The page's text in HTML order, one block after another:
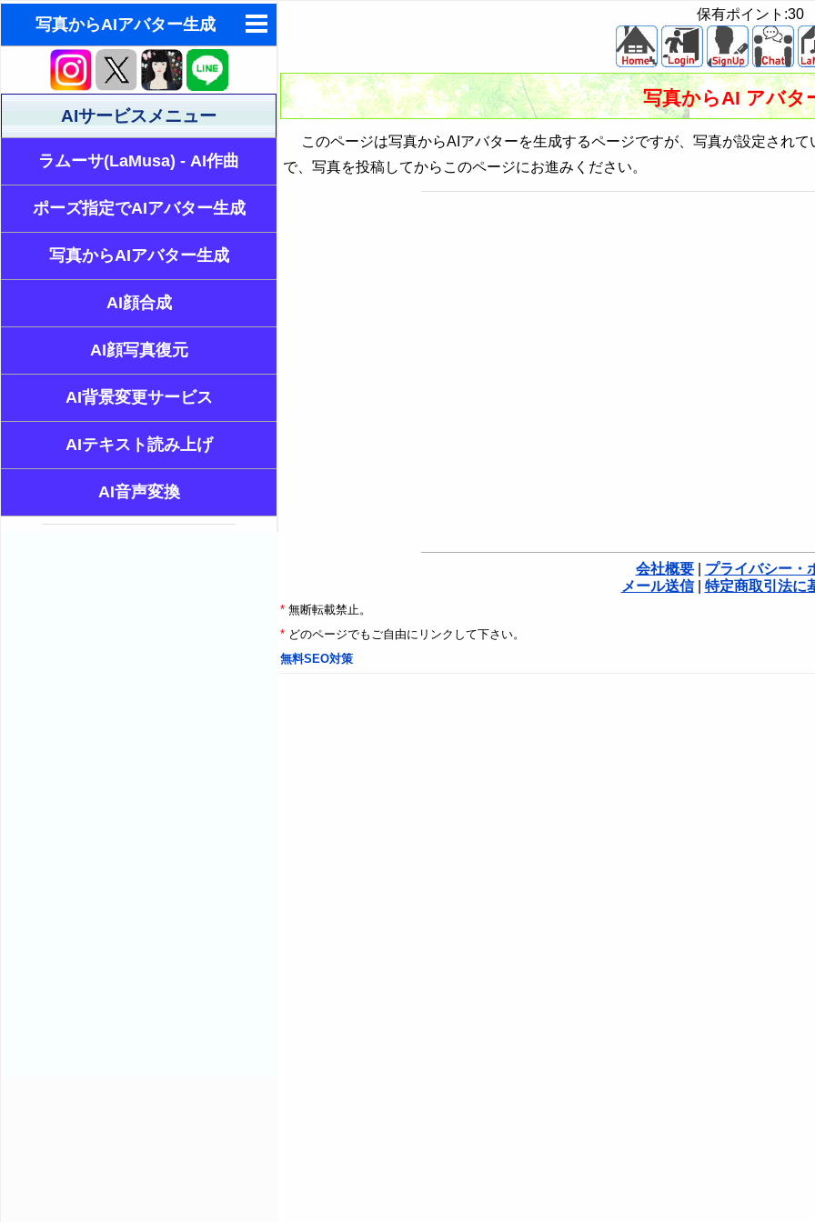
写真からAIアバター生成
AIによるチャットボットの作
り方
東洋・西洋占星術
ゆめの夢占い
AIサービスメニュー
ラムーサ(LaMusa) - AI作曲
ポーズ指定でAIアバター生成
写真からAIアバター生成
AI顔合成
AI顔写真復元
AI背景変更サービス
AIテキスト読み上げ
AI音声変換
保有ポイント:30
写真からAI アバタ
このページは写真からAIアバターを生成するページですが、写真が設定されて
で、写真を投稿してからこのページにお進みください。
会社概要| プライバシー・
メール送信| 特定商取引法に
* 無断転載禁止。
* どのページでもご自由にリンクして下さい。
無料SEO対策